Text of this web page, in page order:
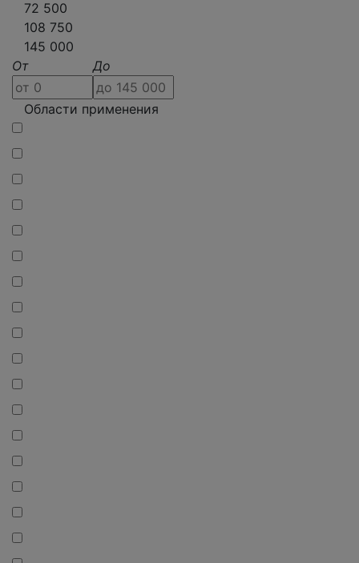
72 500
108 750
145 000
От
До
Области применения